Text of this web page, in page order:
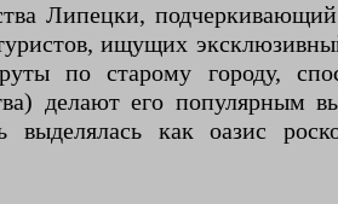
Липецки,
ищущих
по старому городу,
делают его популярным
как оазис